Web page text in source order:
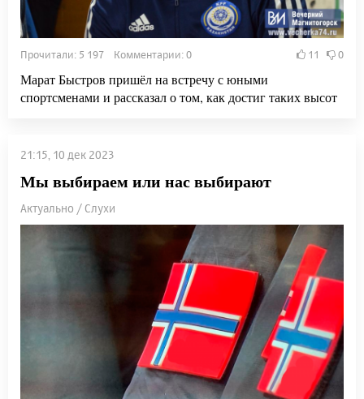
Прочитали: 5 197 Комментарии: 0 11 0
Марат Быстров пришёл на встречу с юными
спортсменами и рассказал о том, как достиг таких высот
21:15, 10 дек 2023
Мы выбираем или нас выбирают
Актуально / Слухи